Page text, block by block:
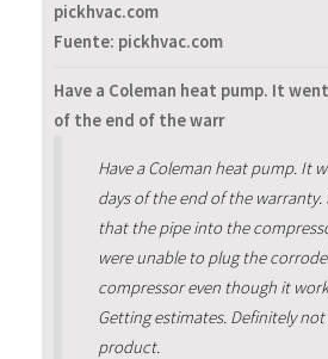
pickhvac.com
Fuente: pickhvac.com
Have a Coleman heat pump. It
of the end of the warr
Have a Coleman heat pump. It
days of the end of the warranty.
that the pipe into the
were unable to plug the
compressor even though it
Getting estimates. Definitely
product.